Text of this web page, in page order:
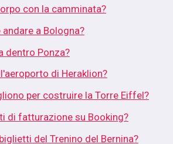
con la camminata?
a Bologna?
dentro Ponza?
di Heraklion?
per costruire la Torre Eiffel?
di fatturazione su Booking?
del Trenino del Bernina?